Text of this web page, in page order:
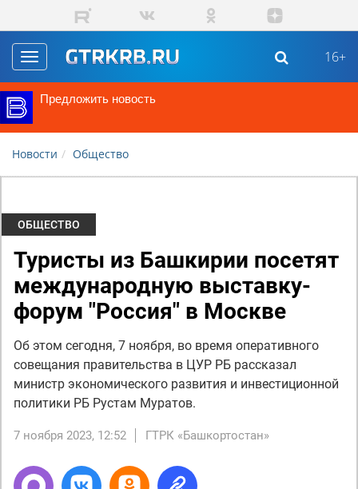
Перейти к основному содержанию
Toggle
navigation
16+
Предложить новость
Новости Общество
ОБЩЕСТВО
Туристы из Башкирии посетят
международную выставку-
форум "Россия" в Москве
Об этом сегодня, 7 ноября, во время оперативного
совещания правительства в ЦУР РБ рассказал
министр экономического развития и инвестиционной
политики РБ Рустам Муратов.
7 ноября 2023, 12:52 ГТРК «Башкортостан»